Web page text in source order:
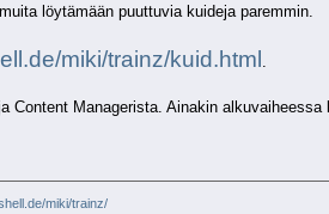
löytämään puuttuvia kuideja paremmin.
miki/trainz/kuid.html
Content Managerista. Ainakin
miki/trainz/